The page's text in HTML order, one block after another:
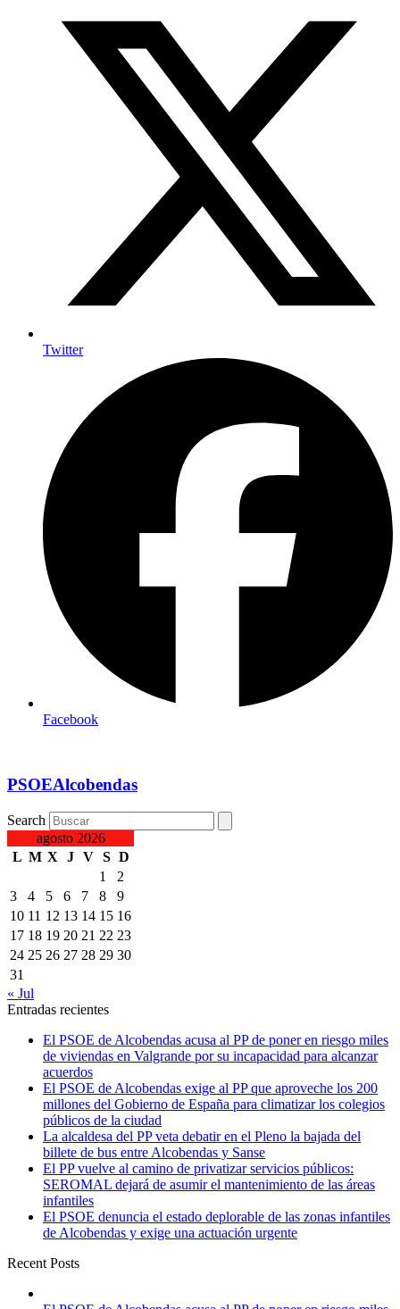
Twitter
Facebook
PSOEAlcobendas
Search
agosto 2026
L M X J V S D
1
2
3
4 5 6 7 8
9
10 11 12 13 14 15 16
17 18 19 20 21 22 23
24 25 26 27 28 29 30
31
« Jul
Entradas recientes
El PSOE de Alcobendas acusa al PP de poner en riesgo miles
de viviendas en Valgrande por su incapacidad para alcanzar
acuerdos
El PSOE de Alcobendas exige al PP que aproveche los 200
millones del Gobierno de España para climatizar los colegios
públicos de la ciudad
La alcaldesa del PP veta debatir en el Pleno la bajada del
billete de bus entre Alcobendas y Sanse
El PP vuelve al camino de privatizar servicios públicos:
SEROMAL dejará de asumir el mantenimiento de las áreas
infantiles
El PSOE denuncia el estado deplorable de las zonas infantiles
de Alcobendas y exige una actuación urgente
Recent Posts